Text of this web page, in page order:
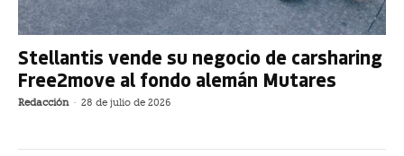
Stellantis vende su negocio de carsharing
Free2move al fondo alemán Mutares
Redacción - 28 de julio de 2026